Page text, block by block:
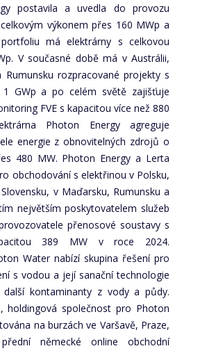
postavila a uvedla do provozu
výkonem přes 160 MWp a
má elektrárny s celkovou
V současné době má v Austrálii,
Rumunsku rozpracované projekty s
GWp a po celém světě zajišťuje
FVE s kapacitou více než 880
Photon Energy agreguje
energie z obnovitelných zdrojů o
480 MW. Photon Energy a Lerta
obchodování s elektřinou v Polsku,
v Maďarsku, Rumunsku a
největším poskytovatelem služeb
přenosové soustavy s
389 MW v roce 2024.
Water nabízí skupina řešení pro
s vodou a její sanační technologie
další kontaminanty z vody a půdy.
holdingová společnost pro Photon
na burzách ve Varšavě, Praze,
německé online obchodní